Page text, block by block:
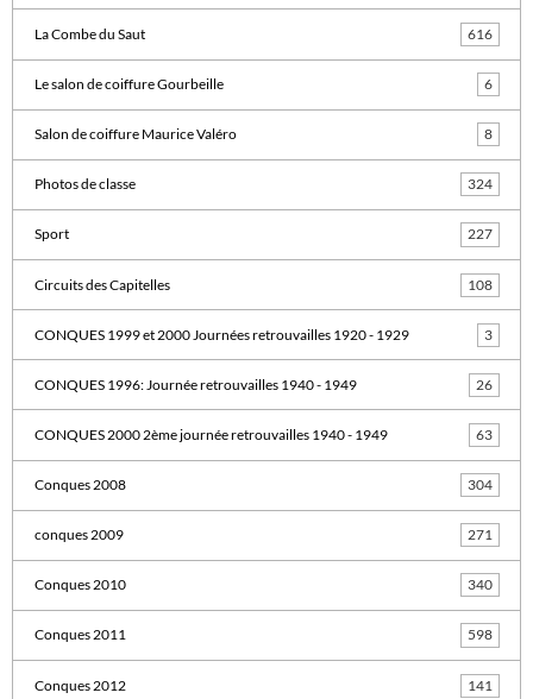
La Combe du Saut 616
Le salon de coiffure Gourbeille 6
Salon de coiffure Maurice Valéro 8
Photos de classe 324
Sport 227
Circuits des Capitelles 108
CONQUES 1999 et 2000 Journées retrouvailles 1920 - 1929 3
CONQUES 1996: Journée retrouvailles 1940 - 1949 26
CONQUES 2000 2ème journée retrouvailles 1940 - 1949 63
Conques 2008 304
conques 2009 271
Conques 2010 340
Conques 2011 598
Conques 2012 141